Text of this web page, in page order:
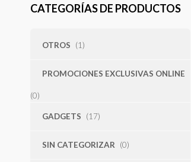
CATEGORÍAS DE PRODUCTOS
OTROS (1)
PROMOCIONES EXCLUSIVAS ONLINE
(0)
GADGETS (17)
SIN CATEGORIZAR (0)